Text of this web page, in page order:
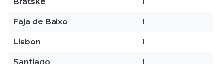
Faja de Baixo 1
Lisbon 1
Santiago 1